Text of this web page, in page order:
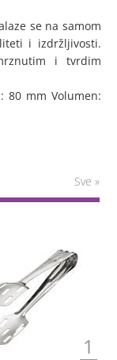
se na samom
i izdržljivosti.
i tvrdim
80 mm Volumen:
Sve »
1